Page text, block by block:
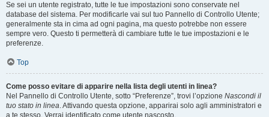
Se sei un utente registrato, tutte le tue impostazioni sono conservate nel
database del sistema. Per modificarle vai sul tuo Pannello di Controllo Utente;
generalmente sta in cima ad ogni pagina, ma questo potrebbe non essere
sempre vero. Questo ti permetterà di cambiare tutte le tue impostazioni e le
preferenze.
Top
Come posso evitare di apparire nella lista degli utenti in linea?
Nel Pannello di Controllo Utente, sotto “Preferenze”, trovi l’opzione Nascondi il
tuo stato in linea. Attivando questa opzione, apparirai solo agli amministratori e
a te stesso. Verrai identificato come utente nascosto.